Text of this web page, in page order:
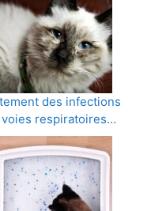
des infections
respiratoires…